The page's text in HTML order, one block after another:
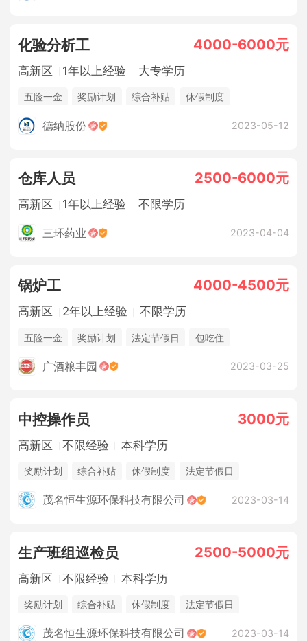
化验分析工 4000-6000元
高新区 1年以上经验 大专学历
五险一金 奖励计划 综合补贴
休假制度
法定节假日
德纳股份 2023-05-12
仓库人员 2500-6000元
高新区 1年以上经验 不限学历
三环药业 2023-04-04
锅炉工 4000-4500元
高新区 2年以上经验 不限学历
五险一金 奖励计划 法定节假日 包吃住
广酒粮丰园 2023-03-25
中控操作员 3000元
高新区 不限经验 本科学历
奖励计划 综合补贴 休假制度
法定节假日
三险一金
茂名恒生源环保科技有限公司 2023-03-14
生产班组巡检员 2500-5000元
高新区 不限经验 本科学历
奖励计划 综合补贴 休假制度
法定节假日
三险一金
茂名恒生源环保科技有限公司 2023-03-14